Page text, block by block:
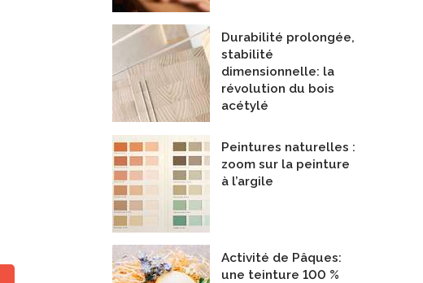
Durabilité prolongée,
stabilité
dimensionnelle: la
révolution du bois
acétylé
Peintures naturelles :
zoom sur la peinture
à l’argile
Activité de Pâques:
une teinture 100 %